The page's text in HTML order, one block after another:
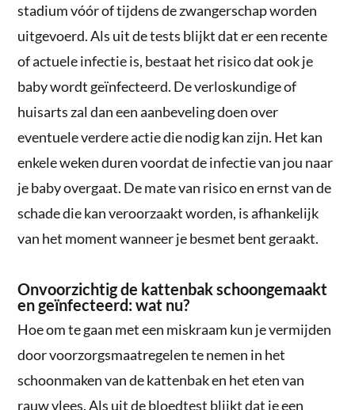
stadium vóór of tijdens de zwangerschap worden
uitgevoerd. Als uit de tests blijkt dat er een recente
of actuele infectie is, bestaat het risico dat ook je
baby wordt geïnfecteerd. De verloskundige of
huisarts zal dan een aanbeveling doen over
eventuele verdere actie die nodig kan zijn. Het kan
enkele weken duren voordat de infectie van jou naar
je baby overgaat. De mate van risico en ernst van de
schade die kan veroorzaakt worden, is afhankelijk
van het moment wanneer je besmet bent geraakt.
Onvoorzichtig de kattenbak schoongemaakt
en geïnfecteerd: wat nu?
Hoe om te gaan met een miskraam kun je vermijden
door voorzorgsmaatregelen te nemen in het
schoonmaken van de kattenbak en het eten van
rauw vlees. Als uit de bloedtest blijkt dat je een